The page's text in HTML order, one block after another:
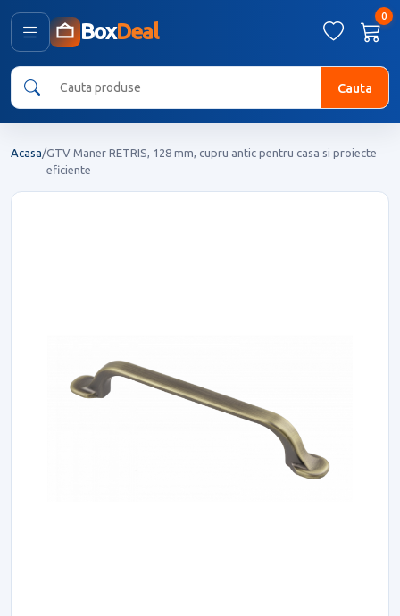
BoxDeal
0
Cauta
Acasa/GTV Maner RETRIS, 128 mm, cupru antic pentru casa si proiecte
eficiente